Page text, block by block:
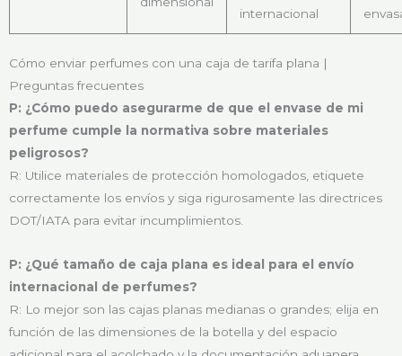
internacional
Cómo enviar perfumes con una caja de tarifa plana |
Preguntas frecuentes
P: ¿Cómo puedo asegurarme de que el envase de mi
perfume cumple la normativa sobre materiales
peligrosos?
R: Utilice materiales de protección homologados, etiquete
correctamente los envíos y siga rigurosamente las directrices
DOT/IATA para evitar incumplimientos.
P: ¿Qué tamaño de caja plana es ideal para el envío
internacional de perfumes?
R: Lo mejor son las cajas planas medianas o grandes; elija en
función de las dimensiones de la botella y del espacio